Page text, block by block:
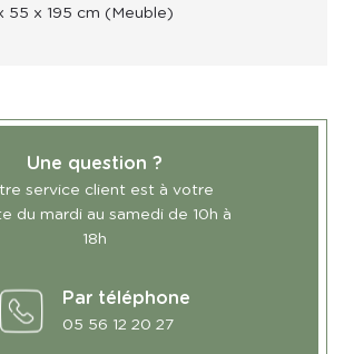
55 x 195 cm (Meuble)
Une question ?
service client est à votre
du mardi au samedi de 10h à
18h
Par téléphone
05 56 12 20 27